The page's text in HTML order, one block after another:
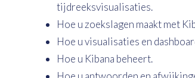
tijdreeksvisualisaties.
Hoe u zoekslagen maakt met
Hoe u visualisaties en
Hoe u Kibana beheert.